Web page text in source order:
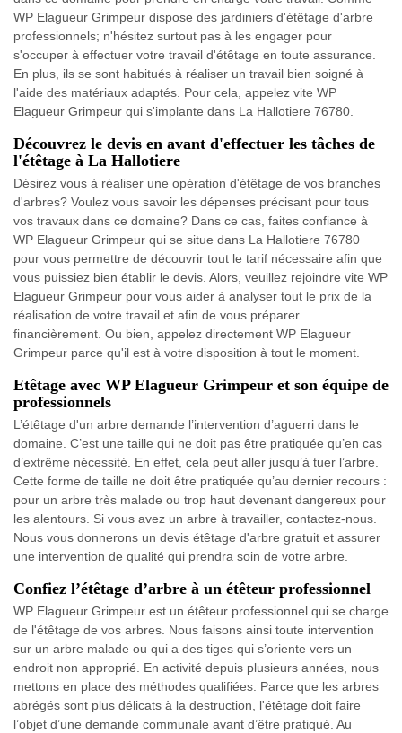
WP Elagueur Grimpeur dispose des jardiniers d'étêtage d'arbre
professionnels; n'hésitez surtout pas à les engager pour
s'occuper à effectuer votre travail d'étêtage en toute assurance.
En plus, ils se sont habitués à réaliser un travail bien soigné à
l'aide des matériaux adaptés. Pour cela, appelez vite WP
Elagueur Grimpeur qui s'implante dans La Hallotiere 76780.
Découvrez le devis en avant d'effectuer les tâches de
l'étêtage à La Hallotiere
Désirez vous à réaliser une opération d'étêtage de vos branches
d'arbres? Voulez vous savoir les dépenses précisant pour tous
vos travaux dans ce domaine? Dans ce cas, faites confiance à
WP Elagueur Grimpeur qui se situe dans La Hallotiere 76780
pour vous permettre de découvrir tout le tarif nécessaire afin que
vous puissiez bien établir le devis. Alors, veuillez rejoindre vite WP
Elagueur Grimpeur pour vous aider à analyser tout le prix de la
réalisation de votre travail et afin de vous préparer
financièrement. Ou bien, appelez directement WP Elagueur
Grimpeur parce qu'il est à votre disposition à tout le moment.
Etêtage avec WP Elagueur Grimpeur et son équipe de
professionnels
L’étêtage d'un arbre demande l’intervention d’aguerri dans le
domaine. C’est une taille qui ne doit pas être pratiquée qu’en cas
d’extrême nécessité. En effet, cela peut aller jusqu’à tuer l’arbre.
Cette forme de taille ne doit être pratiquée qu’au dernier recours :
pour un arbre très malade ou trop haut devenant dangereux pour
les alentours. Si vous avez un arbre à travailler, contactez-nous.
Nous vous donnerons un devis étêtage d'arbre gratuit et assurer
une intervention de qualité qui prendra soin de votre arbre.
Confiez l’étêtage d’arbre à un étêteur professionnel
WP Elagueur Grimpeur est un étêteur professionnel qui se charge
de l'étêtage de vos arbres. Nous faisons ainsi toute intervention
sur un arbre malade ou qui a des tiges qui s’oriente vers un
endroit non approprié. En activité depuis plusieurs années, nous
mettons en place des méthodes qualifiées. Parce que les arbres
abrégés sont plus délicats à la destruction, l'étêtage doit faire
l’objet d’une demande communale avant d’être pratiqué. Au